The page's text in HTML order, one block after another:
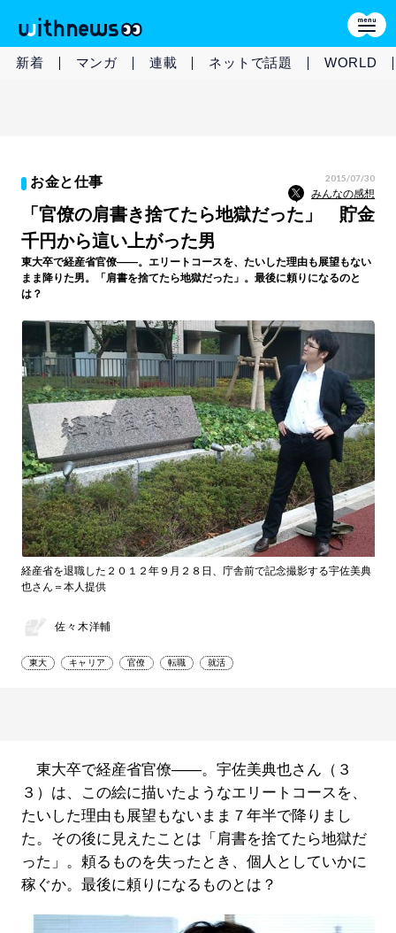
新着 マンガ 連載 ネットで話題 WORLD
お金と仕事 2015/07/30
みんなの感想
「官僚の肩書き捨てたら地獄だった」 貯金
千円から這い上がった男
東大卒で経産省官僚――。エリートコースを、たいした理由も展望もない
まま降りた男。「肩書を捨てたら地獄だった」。最後に頼りになるのと
は？
経産省を退職した２０１２年９月２８日、庁舎前で記念撮影する宇佐美典
也さん＝本人提供
佐々木洋輔
東大 キャリア 官僚 転職 就活
東大卒で経産省官僚――。宇佐美典也さん（３
３）は、この絵に描いたようなエリートコースを、
たいした理由も展望もないまま７年半で降りまし
た。その後に見えたことは「肩書を捨てたら地獄だ
った」。頼るものを失ったとき、個人としていかに
稼ぐか。最後に頼りになるものとは？